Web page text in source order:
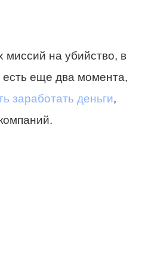
на убийство, в
еще два момента,
заработать деньги,